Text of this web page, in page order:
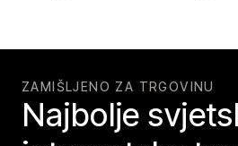
ZAMIŠLJENO ZA TRGOVINU
Najbolje